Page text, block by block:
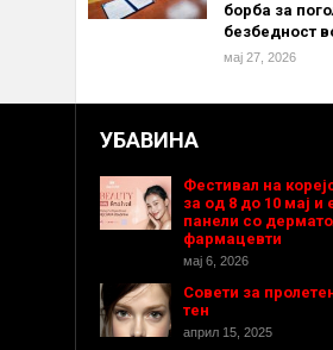
борба за
безбедност
мај 27, 2026
УБАВИНА
Фестивал на
за од 8 до 10 мај и
панели со
фармацевти
мај 6, 2026
Совети за
тен
април 15, 2025